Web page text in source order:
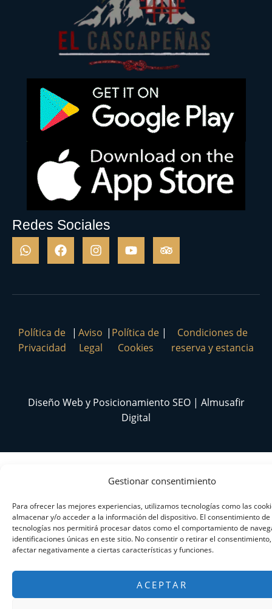
Gestionar consentimiento
Para ofrecer las mejores experiencias, utilizamos tecnologías como las
almacenar y/o acceder a la información del dispositivo. El consentimiento de
tecnologías nos permitirá procesar datos como el comportamiento de
identificaciones únicas en este sitio. No consentir o retirar el
afectar negativamente a ciertas características y funciones.
ACEPTAR
Redes Sociales
Política de
Privacidad
| Aviso
Legal
| Política de
Cookies
|
Condiciones de
reserva y estancia
Diseño Web y Posicionamiento SEO | Almusafir
Digital